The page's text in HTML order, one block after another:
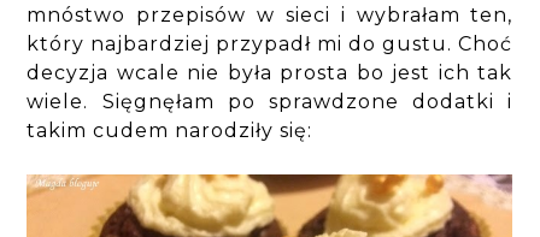
mnóstwo przepisów w sieci i wybrałam ten,
który najbardziej przypadł mi do gustu. Choć
decyzja wcale nie była prosta bo jest ich tak
wiele. Sięgnęłam po sprawdzone dodatki i
takim cudem narodziły się: